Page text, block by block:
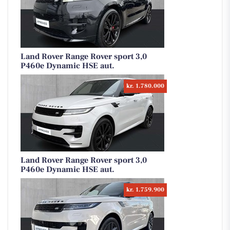
Land Rover Range Rover sport 3,0
P460e Dynamic HSE aut.
kr. 1.780.000
Land Rover Range Rover sport 3,0
P460e Dynamic HSE aut.
kr. 1.759.900